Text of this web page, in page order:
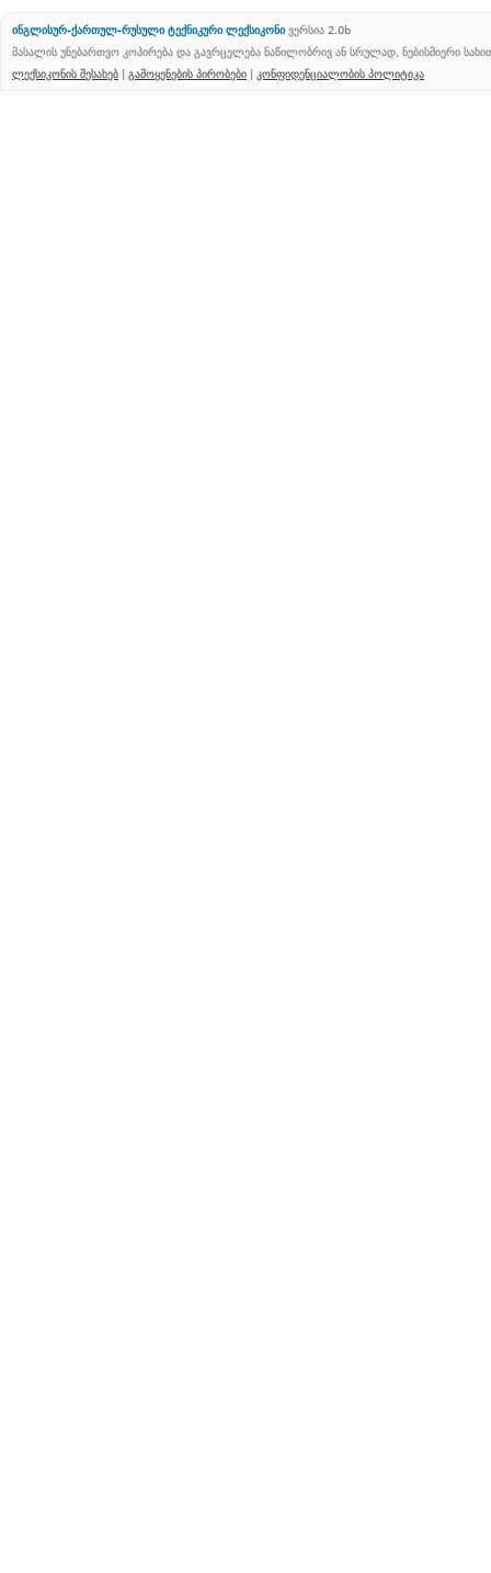
ინგლისურ-ქართულ-რუსული ტექნიკური ლექსიკონი ვერსია 2.0b
მასალის უნებართვო კოპირება და გავრცელება ნაწილობრივ ან სრულად, ნებისმიერი
ლექსიკონის შესახებ | გამოყენების პირობები | კონფიდენციალობის პოლიტიკა